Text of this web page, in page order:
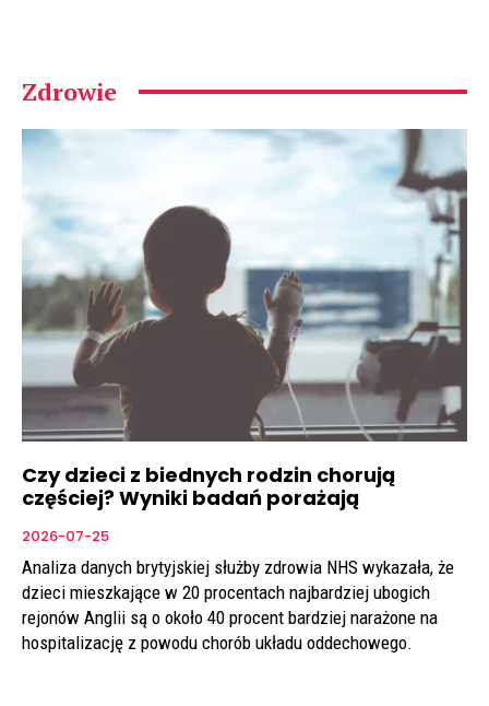
Zdrowie
Czy dzieci z biednych rodzin chorują
częściej? Wyniki badań porażają
2026-07-25
Analiza danych brytyjskiej służby zdrowia NHS wykazała, że
dzieci mieszkające w 20 procentach najbardziej ubogich
rejonów Anglii są o około 40 procent bardziej narażone na
hospitalizację z powodu chorób układu oddechowego.